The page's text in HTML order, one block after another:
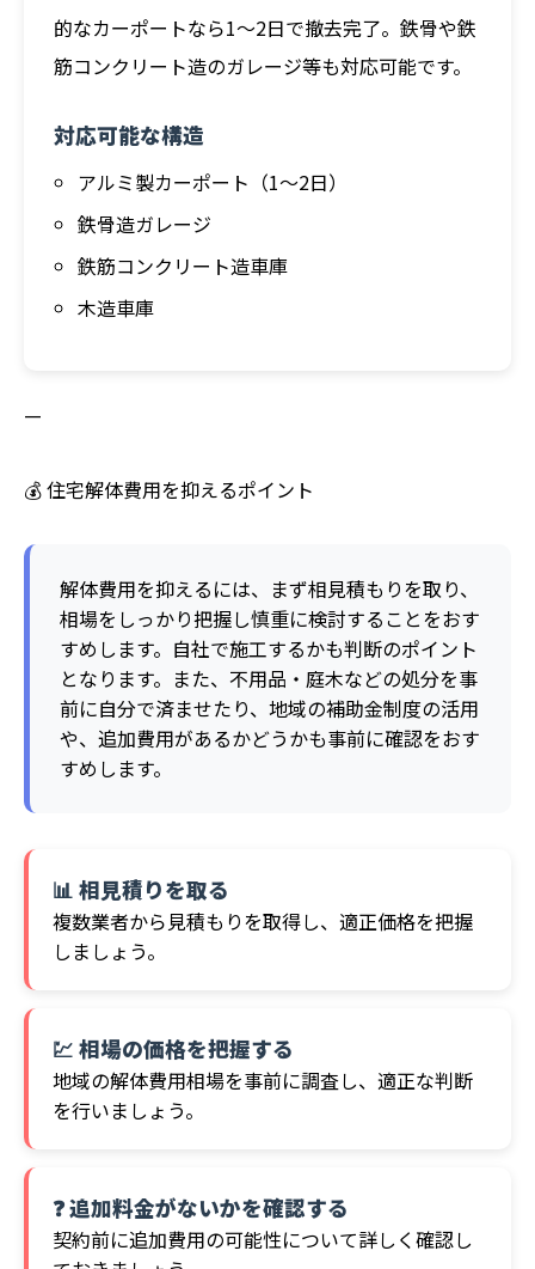
的なカーポートなら1～2日で撤去完了。鉄骨や鉄
筋コンクリート造のガレージ等も対応可能です。
対応可能な構造
アルミ製カーポート（1～2日）
鉄骨造ガレージ
鉄筋コンクリート造車庫
木造車庫
—
💰 住宅解体費用を抑えるポイント
解体費用を抑えるには、まず相見積もりを取り、
相場をしっかり把握し慎重に検討することをおす
すめします。自社で施工するかも判断のポイント
となります。また、不用品・庭木などの処分を事
前に自分で済ませたり、地域の補助金制度の活用
や、追加費用があるかどうかも事前に確認をおす
すめします。
📊 相見積りを取る
複数業者から見積もりを取得し、適正価格を把握
しましょう。
💹 相場の価格を把握する
地域の解体費用相場を事前に調査し、適正な判断
を行いましょう。
❓ 追加料金がないかを確認する
契約前に追加費用の可能性について詳しく確認し